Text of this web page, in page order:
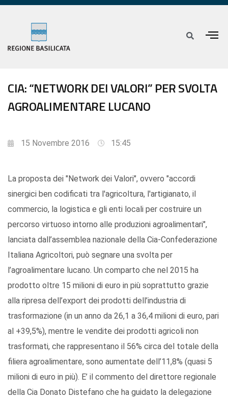
CIA: “NETWORK DEI VALORI” PER SVOLTA
AGROALIMENTARE LUCANO
15 Novembre 2016 15:45
La proposta dei "Network dei Valori", ovvero "accordi
sinergici ben codificati tra l'agricoltura, l'artigianato, il
commercio, la logistica e gli enti locali per costruire un
percorso virtuoso intorno alle produzioni agroalimentari",
lanciata dall’assemblea nazionale della Cia-Confederazione
Italiana Agricoltori, può segnare una svolta per
l’agroalimentare lucano. Un comparto che nel 2015 ha
prodotto oltre 15 milioni di euro in più soprattutto grazie
alla ripresa dell’export dei prodotti dell’industria di
trasformazione (in un anno da 26,1 a 36,4 milioni di euro, pari
al +39,5%), mentre le vendite dei prodotti agricoli non
trasformati, che rappresentano il 56% circa del totale della
filiera agroalimentare, sono aumentate dell’11,8% (quasi 5
milioni di euro in più). E’ il commento del direttore regionale
della Cia Donato Distefano che ha guidato la delegazione